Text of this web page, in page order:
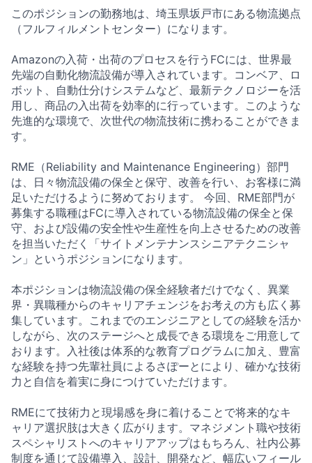
このポジションの勤務地は、埼玉県坂戸市にある物流拠点
（フルフィルメントセンター）になります。
Amazonの入荷・出荷のプロセスを行うFCには、世界最
先端の自動化物流設備が導入されています。コンベア、ロ
ボット、自動仕分けシステムなど、最新テクノロジーを活
用し、商品の入出荷を効率的に行っています。このような
先進的な環境で、次世代の物流技術に携わることができま
す。
RME（Reliability and Maintenance Engineering）部門
は、日々物流設備の保全と保守、改善を行い、お客様に満
足いただけるように努めております。 今回、RME部門が
募集する職種はFCに導入されている物流設備の保全と保
守、および設備の安全性や生産性を向上させるための改善
を担当いただく「サイトメンテナンスシニアテクニシャ
ン」というポジションになります。
本ポジションは物流設備の保全経験者だけでなく、異業
界・異職種からのキャリアチェンジをお考えの方も広く募
集しています。これまでのエンジニアとしての経験を活か
しながら、次のステージへと成長できる環境をご用意して
おります。入社後は体系的な教育プログラムに加え、豊富
な経験を持つ先輩社員によるさぽーとにより、確かな技術
力と自信を着実に身につけていただけます。
RMEにて技術力と現場感を身に着けることで将来的なキ
ャリア選択肢は大きく広がります。マネジメント職や技術
スペシャリストへのキャリアアップはもちろん、社内公募
制度を通じて設備導入、設計、開発など、幅広いフィール